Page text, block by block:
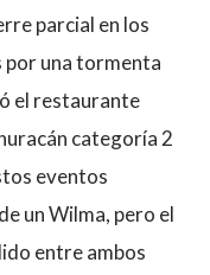
parcial en los
por una tormenta
el restaurante
categoría 2
eventos
un Wilma, pero el
entre ambos